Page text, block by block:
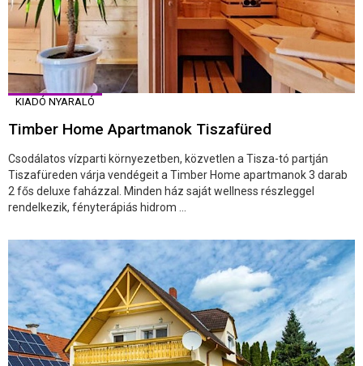
KIADÓ NYARALÓ
Timber Home Apartmanok Tiszafüred
Csodálatos vízparti környezetben, közvetlen a Tisza-tó partján
Tiszafüreden várja vendégeit a Timber Home apartmanok 3 darab
2 fős deluxe faházzal. Minden ház saját wellness részleggel
rendelkezik, fényterápiás hidrom ...